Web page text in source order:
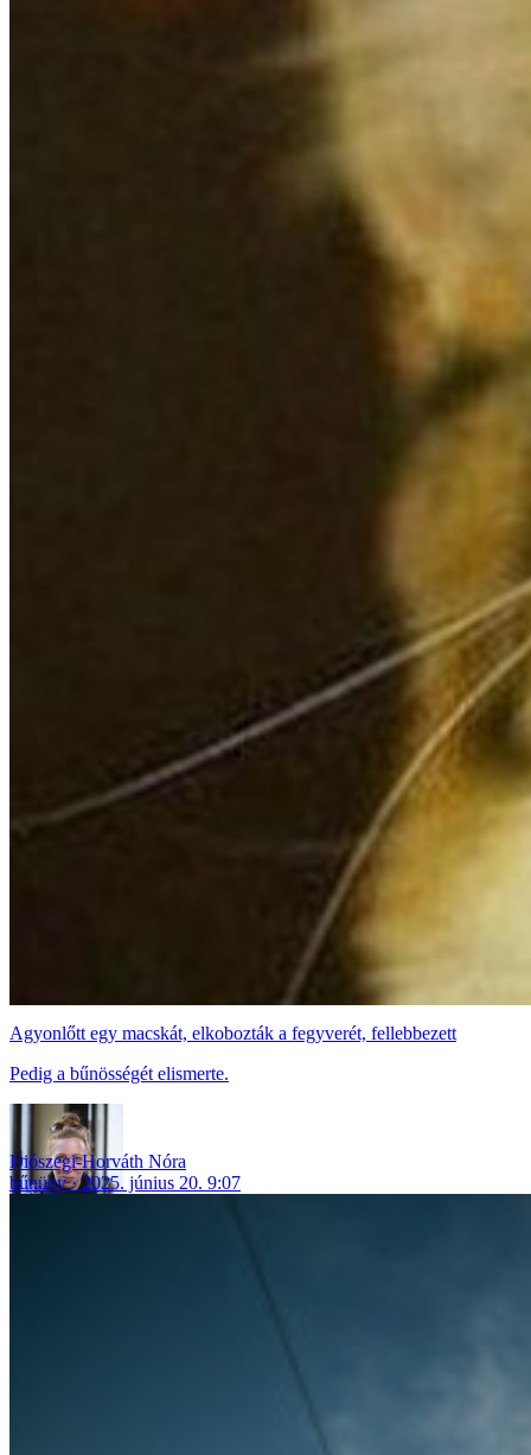
Agyonlőtt egy macskát, elkobozták a fegyverét, fellebbezett
Pedig a bűnösségét elismerte.
Diószegi-Horváth Nóra
bűnügy
2025. június 20. 9:07